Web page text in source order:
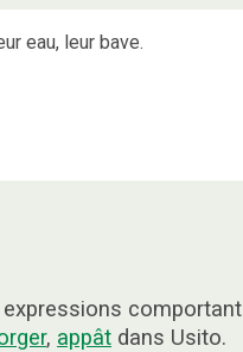
eau, leur bave.
, appât dans Usito.